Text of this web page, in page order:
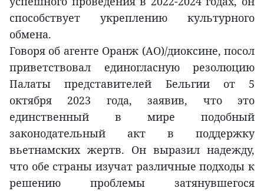
способствует укреплению культурного
обмена.
Говоря об агенте Оранж (АО)/диоксине, посол
приветствовал единогласную резолюцию
Палаты представителей Бельгии от 5
октября 2023 года, заявив, что это
единственный в мире подобный
законодательный акт в поддержку
вьетнамских жертв. Он выразил надежду,
что обе страны изучат различные подходы к
решению проблемы затянувшегося